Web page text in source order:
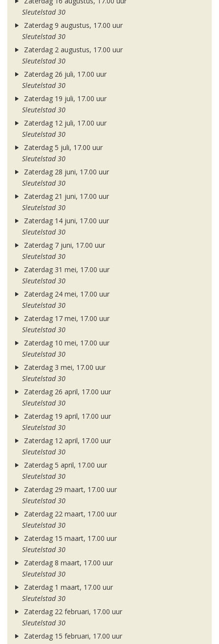
Sleutelstad 30
Zaterdag 9 augustus, 17.00 uur
Sleutelstad 30
Zaterdag 2 augustus, 17.00 uur
Sleutelstad 30
Zaterdag 26 juli, 17.00 uur
Sleutelstad 30
Zaterdag 19 juli, 17.00 uur
Sleutelstad 30
Zaterdag 12 juli, 17.00 uur
Sleutelstad 30
Zaterdag 5 juli, 17.00 uur
Sleutelstad 30
Zaterdag 28 juni, 17.00 uur
Sleutelstad 30
Zaterdag 21 juni, 17.00 uur
Sleutelstad 30
Zaterdag 14 juni, 17.00 uur
Sleutelstad 30
Zaterdag 7 juni, 17.00 uur
Sleutelstad 30
Zaterdag 31 mei, 17.00 uur
Sleutelstad 30
Zaterdag 24 mei, 17.00 uur
Sleutelstad 30
Zaterdag 17 mei, 17.00 uur
Sleutelstad 30
Zaterdag 10 mei, 17.00 uur
Sleutelstad 30
Zaterdag 3 mei, 17.00 uur
Sleutelstad 30
Zaterdag 26 april, 17.00 uur
Sleutelstad 30
Zaterdag 19 april, 17.00 uur
Sleutelstad 30
Zaterdag 12 april, 17.00 uur
Sleutelstad 30
Zaterdag 5 april, 17.00 uur
Sleutelstad 30
Zaterdag 29 maart, 17.00 uur
Sleutelstad 30
Zaterdag 22 maart, 17.00 uur
Sleutelstad 30
Zaterdag 15 maart, 17.00 uur
Sleutelstad 30
Zaterdag 8 maart, 17.00 uur
Sleutelstad 30
Zaterdag 1 maart, 17.00 uur
Sleutelstad 30
Zaterdag 22 februari, 17.00 uur
Sleutelstad 30
Zaterdag 15 februari, 17.00 uur